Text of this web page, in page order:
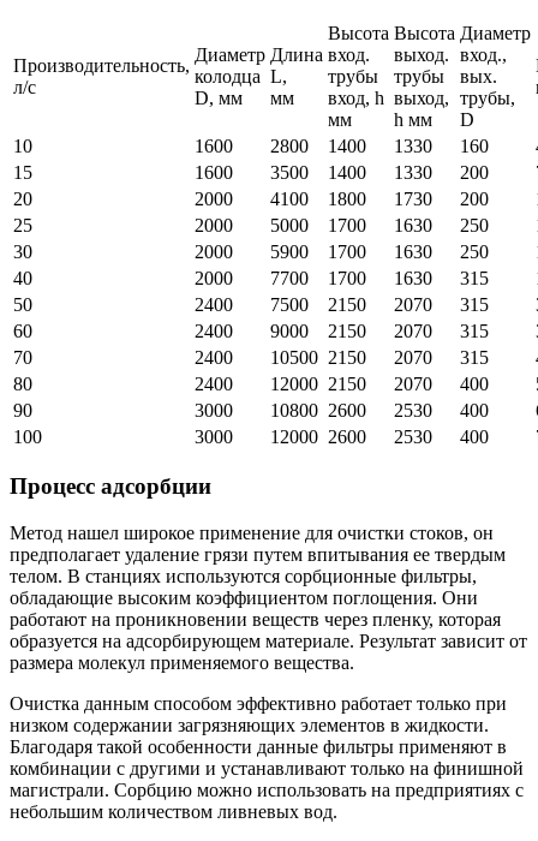
Производительность,
л/с
Диаметр
колодца
D, мм
Длина
L,
мм
Высота
вход.
трубы
вход, h
мм
Высота
выход.
трубы
выход,
h мм
Диаметр
вход.,
вых.
трубы,
D
10 1600 2800 1400 1330 160
15
1600 3500 1400 1330 200
20
2000 4100 1800 1730 200
25
2000 5000 1700 1630 250
30
2000 5900 1700 1630 250
40
2000 7700 1700 1630 315
50
2400 7500 2150 2070 315
60
2400 9000 2150 2070 315
70
2400 10500 2150 2070 315
80
2400 12000 2150 2070 400
90
3000 10800 2600 2530 400
100
3000 12000 2600 2530 400
Процесс адсорбции
Метод нашел широкое применение для очистки стоков, он
предполагает удаление грязи путем впитывания ее твердым
телом. В станциях используются сорбционные фильтры,
обладающие высоким коэффициентом поглощения. Они
работают на проникновении веществ через пленку, которая
образуется на адсорбирующем материале. Результат зависит от
размера молекул применяемого вещества.
Очистка данным способом эффективно работает только при
низком содержании загрязняющих элементов в жидкости.
Благодаря такой особенности данные фильтры применяют в
комбинации с другими и устанавливают только на финишной
магистрали. Сорбцию можно использовать на предприятиях с
небольшим количеством ливневых вод.